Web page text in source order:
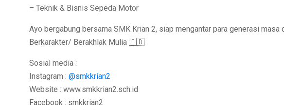
– Teknik & Bisnis Sepeda Motor
Ayo bergabung bersama SMK Krian 2, siap mengantar para generasi masa
Berkarakter/ Berakhlak Mulia 🇮🇩
Sosial media :
Instagram : @smkkrian2
Website : www.smkkrian2.sch.id
Facebook : smkkrian2